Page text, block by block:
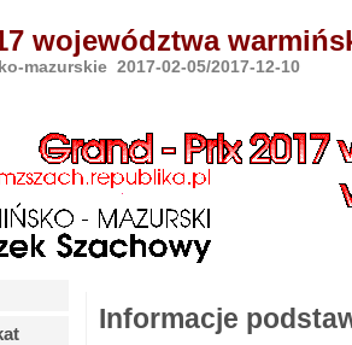
województwa
mazurskie 2017-02-05/2017-12-10
Informacje